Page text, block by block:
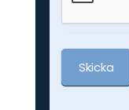
Skicka